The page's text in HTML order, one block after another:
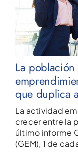
La
que duplica
La actividad
crecer entre la
último informe
(GEM), 1 de